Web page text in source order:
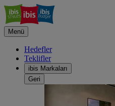
Menü
Hedefler
Teklifler
ibis Markaları
Geri